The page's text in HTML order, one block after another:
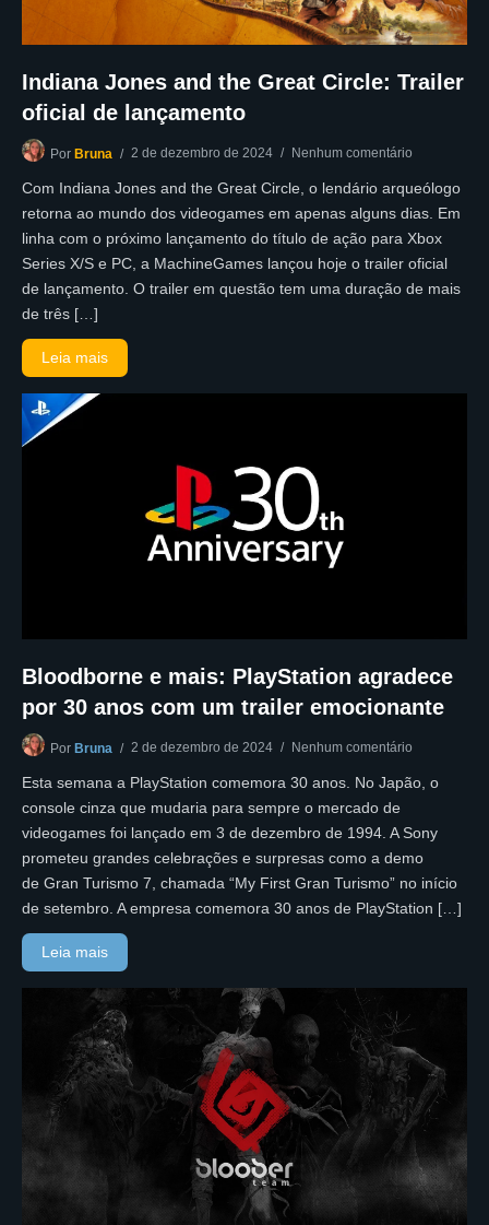
Indiana Jones and the Great Circle: Trailer
oficial de lançamento
Por Bruna 2 de dezembro de 2024 Nenhum comentário
Com Indiana Jones and the Great Circle, o lendário arqueólogo
retorna ao mundo dos videogames em apenas alguns dias. Em
linha com o próximo lançamento do título de ação para Xbox
Series X/S e PC, a MachineGames lançou hoje o trailer oficial
de lançamento. O trailer em questão tem uma duração de mais
de três […]
Leia mais
Bloodborne e mais: PlayStation agradece
por 30 anos com um trailer emocionante
Por Bruna 2 de dezembro de 2024 Nenhum comentário
Esta semana a PlayStation comemora 30 anos. No Japão, o
console cinza que mudaria para sempre o mercado de
videogames foi lançado em 3 de dezembro de 1994. A Sony
prometeu grandes celebrações e surpresas como a demo
de Gran Turismo 7, chamada “My First Gran Turismo” no início
de setembro. A empresa comemora 30 anos de PlayStation […]
Leia mais